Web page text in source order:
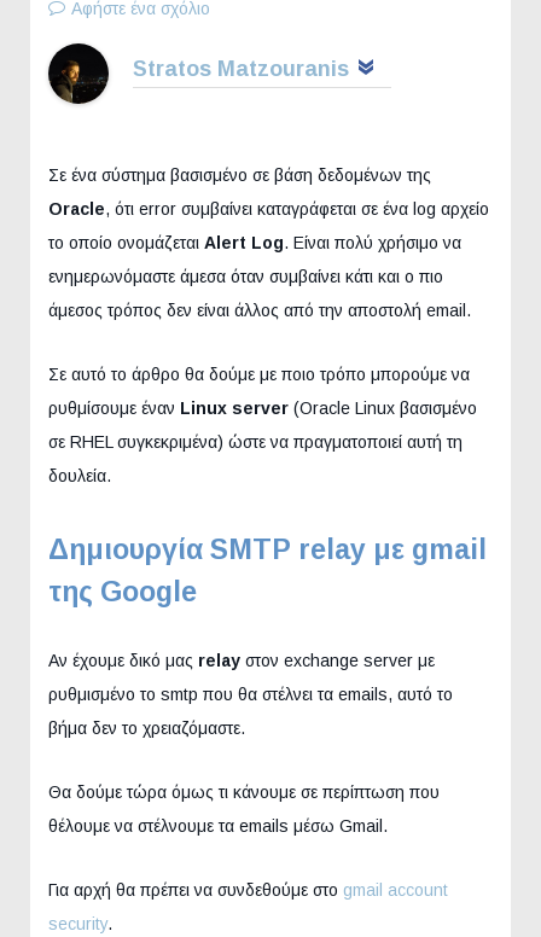
Αφήστε ένα σχόλιο
Stratos Matzouranis
Σε ένα σύστημα βασισμένο σε βάση δεδομένων της
Oracle, ότι error συμβαίνει καταγράφεται σε ένα log αρχείο
το οποίο ονομάζεται Alert Log. Είναι πολύ χρήσιμο να
ενημερωνόμαστε άμεσα όταν συμβαίνει κάτι και ο πιο
άμεσος τρόπος δεν είναι άλλος από την αποστολή email.
Σε αυτό το άρθρο θα δούμε με ποιο τρόπο μπορούμε να
ρυθμίσουμε έναν Linux server (Oracle Linux βασισμένο
σε RHEL συγκεκριμένα) ώστε να πραγματοποιεί αυτή τη
δουλεία.
Δημιουργία SMTP relay με gmail
της Google
Αν έχουμε δικό μας relay στον exchange server με
ρυθμισμένο το smtp που θα στέλνει τα emails, αυτό το
βήμα δεν το χρειαζόμαστε.
Θα δούμε τώρα όμως τι κάνουμε σε περίπτωση που
θέλουμε να στέλνουμε τα emails μέσω Gmail.
Για αρχή θα πρέπει να συνδεθούμε στο gmail account
security.